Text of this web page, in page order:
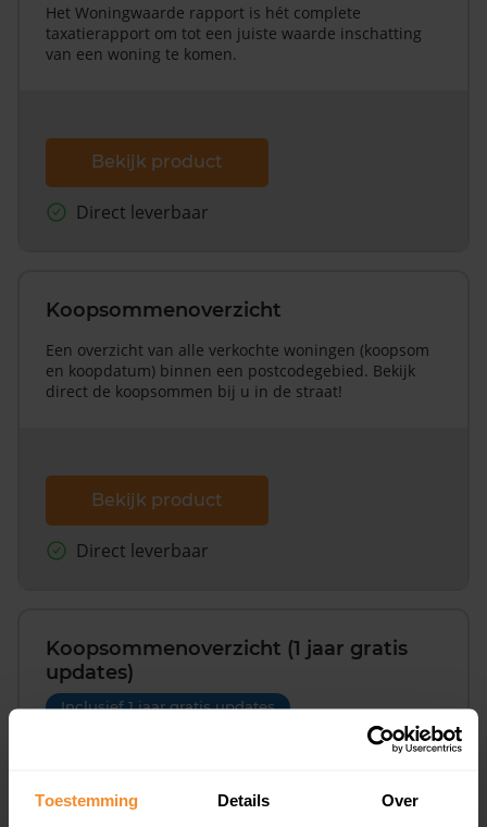
Toestemming Details Over
Het Woningwaarde rapport is hét complete
taxatierapport om tot een juiste waarde inschatting
van een woning te komen.
Bekijk product
Direct leverbaar
Koopsommenoverzicht
Een overzicht van alle verkochte woningen (koopsom
en koopdatum) binnen een postcodegebied. Bekijk
direct de koopsommen bij u in de straat!
Bekijk product
Direct leverbaar
Koopsommenoverzicht (1 jaar gratis
updates)
Inclusief 1 jaar gratis updates
Een overzicht van alle verkochte woningen (koopsom
inclusief een jaar lang gratis updates van nieuwe
koopsommen.